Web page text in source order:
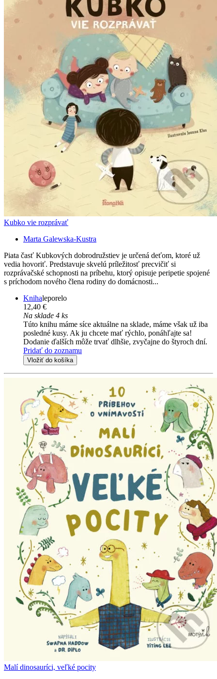
Kubko vie rozprávať
Marta Galewska-Kustra
Piata časť Kubkových dobrodružstiev je určená deťom, ktoré už
vedia hovoriť. Predstavuje skvelú príležitosť precvičiť si
rozprávačské schopnosti na príbehu, ktorý opisuje peripetie spojené
s príchodom nového člena rodiny do domácnosti...
Knihaleporelo
12,40 €
Na sklade 4 ks
Túto knihu máme síce aktuálne na sklade, máme však už iba
posledné kusy. Ak ju chcete mať rýchlo, ponáhľajte sa!
Dodanie ďalších môže trvať dlhšie, zvyčajne do štyroch dní.
Pridať do zoznamu
Vložiť do košíka
Malí dinosauríci, veľké pocity